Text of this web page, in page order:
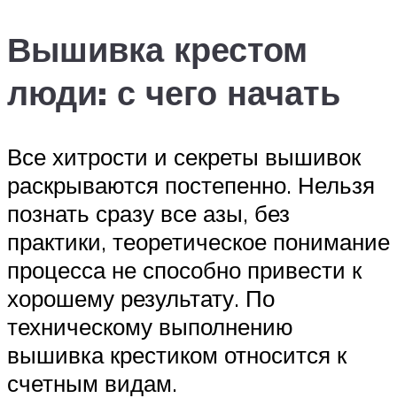
Вышивка крестом
люди: с чего начать
Все хитрости и секреты вышивок
раскрываются постепенно. Нельзя
познать сразу все азы, без
практики, теоретическое понимание
процесса не способно привести к
хорошему результату. По
техническому выполнению
вышивка крестиком относится к
счетным видам.